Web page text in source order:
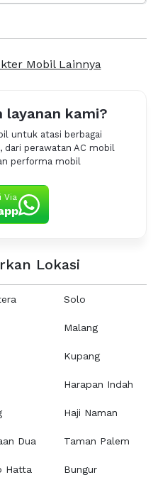
Mobil Lainnya
layanan kami?
untuk atasi berbagai
dari perawatan AC mobil
performa mobil
Via
Lokasi
Dua
Hatta
Solo
Malang
Kupang
Harapan Indah
Haji Naman
Taman Palem
Bungur